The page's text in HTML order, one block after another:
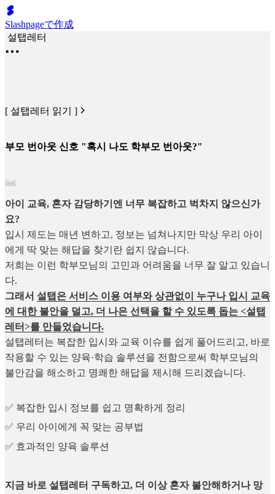
Slashpageで作成
설탭레터
[ 설탭레터 읽기 ]
부모 번아웃 신호 "혹시 나도 학부모 번아웃?"
아이 교육, 혼자 감당하기엔 너무 복잡하고 벅차지 않으신가
요?
입시 제도는 매년 변하고, 정보는 넘쳐나지만 막상 우리 아이
에게 딱 맞는 해답을 찾기란 쉽지 않습니다.
저희는 이런 학부모님의 고민과 어려움을 너무 잘 알고 있습니
다.
그래서 설탭은 서비스 이용 여부와 상관없이 누구나 입시 교육
에 대한 불안을 덜고, 더 나은 선택을 할 수 있도록 돕는 <설탭
레터>를 만들었습니다.
설탭레터는 복잡한 입시와 교육 이슈를 쉽게 풀어드리고, 바로
작용할 수 있는 양육·학습 솔루션을 전함으로써 학부모님의
불안감을 해소하고 명쾌한 해답을 제시해 드리겠습니다.
✅ 복잡한 입시 정보를 쉽고 명확하게 정리
✅ 우리 아이에게 꼭 맞는 공부법
✅ 효과적인 양육 솔루션
지금 바로 설탭레터 구독하고, 더 이상 혼자 불안해하거나 망